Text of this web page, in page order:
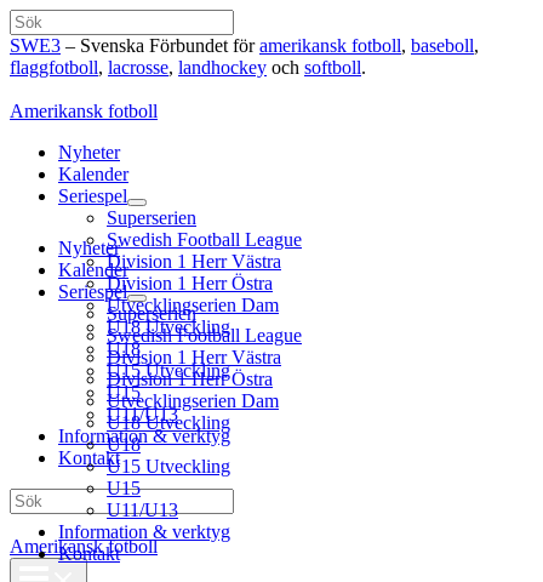
Hoppa
till
innehåll
Sök
SWE3 – Svenska Förbundet föramerikansk fotboll, baseboll,
flaggfotboll, lacrosse, landhockey och softboll.
Amerikansk fotboll
Nyheter
Kalender
Seriespel
Superserien
Swedish Football League
Division 1 Herr Västra
Division 1 Herr Östra
Utvecklingserien Dam
U18 Utveckling
U18
U15 Utveckling
U15
U11/U13
Information & verktyg
Kontakt
Sök
Amerikansk fotboll
Nyheter
Kalender
Seriespel
Superserien
Swedish Football League
Division 1 Herr Västra
Division 1 Herr Östra
Utvecklingserien Dam
U18 Utveckling
U18
U15 Utveckling
U15
U11/U13
Information & verktyg
Kontakt